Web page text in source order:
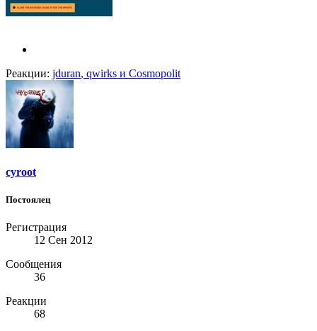
Реакции: jduran, qwirks и Cosmopolit
cyroot
Постоялец
Регистрация
12 Сен 2012
Сообщения
36
Реакции
68